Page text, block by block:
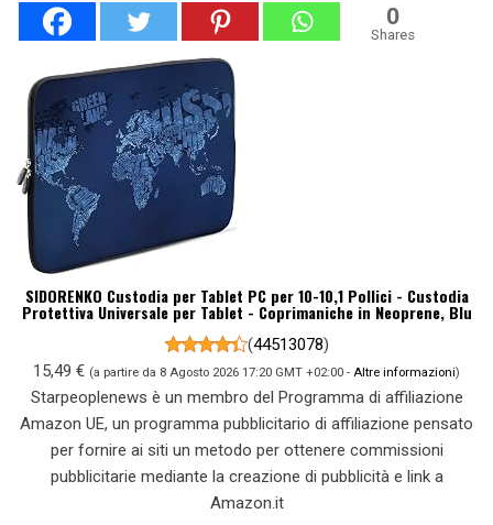
0
Shares
SIDORENKO Custodia per Tablet PC per 10-10,1 Pollici - Custodia
Protettiva Universale per Tablet - Coprimaniche in Neoprene, Blu
(44513078)
15,49 € (a partire da 8 Agosto 2026 17:20 GMT +02:00 - Altre informazioni)
Starpeoplenews è un membro del Programma di affiliazione
Amazon UE, un programma pubblicitario di affiliazione pensato
per fornire ai siti un metodo per ottenere commissioni
pubblicitarie mediante la creazione di pubblicità e link a
Amazon.it